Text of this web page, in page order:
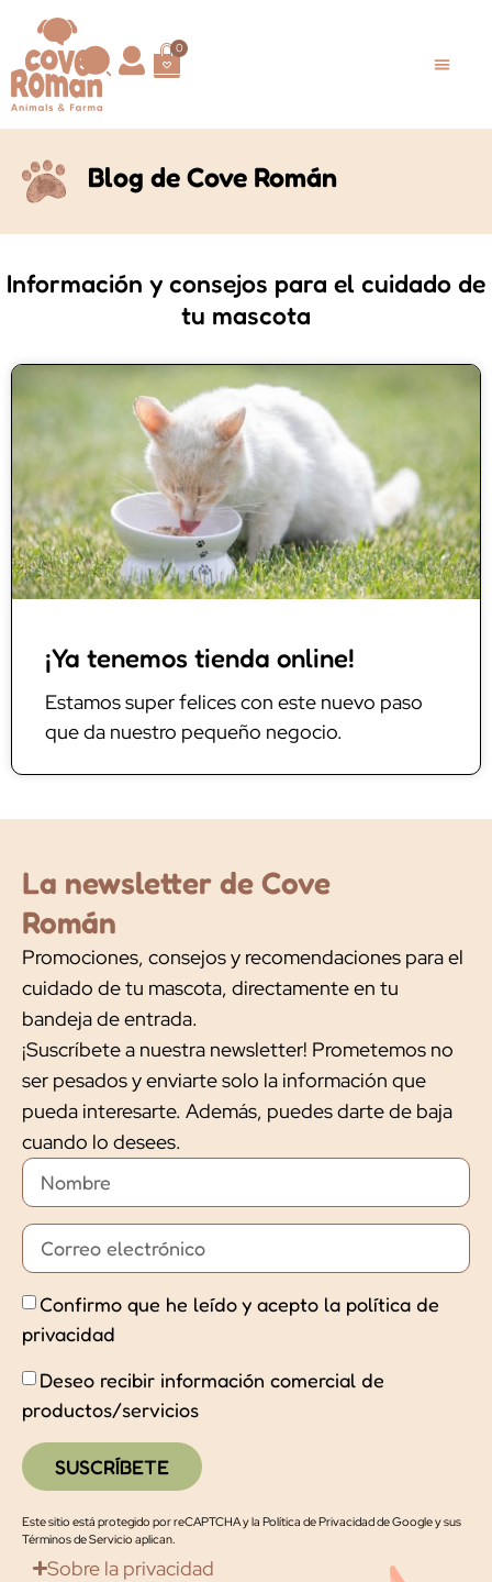
0
Blog de Cove Román
Información y consejos para el cuidado de
tu mascota
¡Ya tenemos tienda online!
Estamos super felices con este nuevo paso
que da nuestro pequeño negocio.
La newsletter de Cove
Román
Promociones, consejos y recomendaciones para el
cuidado de tu mascota, directamente en tu
bandeja de entrada.
¡Suscríbete a nuestra newsletter! Prometemos no
ser pesados y enviarte solo la información que
pueda interesarte. Además, puedes darte de baja
cuando lo desees.
Confirmo que he leído y acepto la política de
privacidad
Deseo recibir información comercial de
productos/servicios
SUSCRÍBETE
Este sitio está protegido por reCAPTCHA y la Política de Privacidad de Googleysus
Términos de Servicio aplican.
Sobre la privacidad